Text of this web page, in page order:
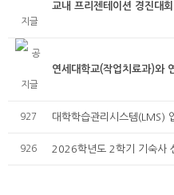
교내 프리젠테이션 경진대
연세대학교(작업치료과)와
927 대학학습관리시스템(LMS)
926 2026학년도 2학기 기숙사